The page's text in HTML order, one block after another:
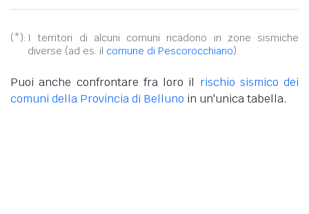
(*): I territori di alcuni comuni ricadono in zone sismiche
diverse (ad es. il comune di Pescorocchiano).
Puoi anche confrontare fra loro il rischio sismico dei
comuni della Provincia di Belluno in un'unica tabella.